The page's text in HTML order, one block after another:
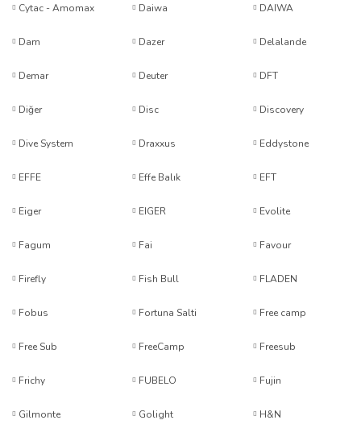
Cytac - Amomax Daiwa DAIWA
Dam Dazer Delalande
Demar Deuter DFT
Diğer Disc Discovery
Dive System Draxxus Eddystone
EFFE Effe Balık EFT
Eiger EIGER Evolite
Fagum Fai Favour
Firefly Fish Bull FLADEN
Fobus Fortuna Salti Free camp
Free Sub FreeCamp Freesub
Frichy FUBELO Fujin
Gilmonte Golight H&N